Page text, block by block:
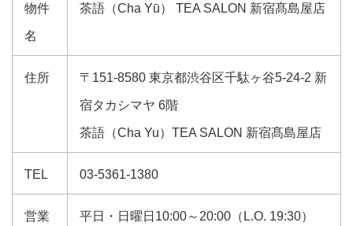
物件
名
茶語（Cha Yū） TEA SALON 新宿髙島屋店
住所 〒151-8580 東京都渋谷区千駄ヶ谷5-24-2 新
宿タカシマヤ 6階
茶語（Cha Yu）TEA SALON 新宿髙島屋店
TEL 03-5361-1380
営業 平日・日曜日10:00～20:00（L.O. 19:30）